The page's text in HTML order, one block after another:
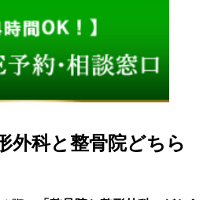
外科と整骨院どちら